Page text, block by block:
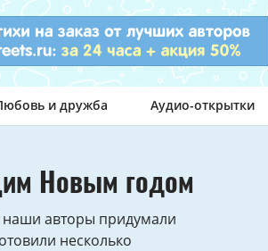
и дружба Аудио-открытки
Новым годом
авторы придумали
несколько